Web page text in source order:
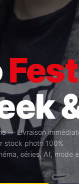
— Livraison
stock photo 100%
séries, AI, mode